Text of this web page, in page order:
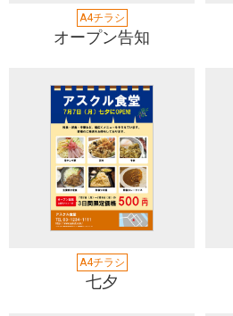
A4チラシ
オープン告知
A4チラシ
七夕